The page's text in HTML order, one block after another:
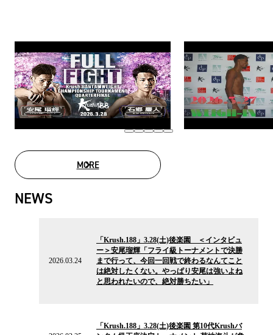
MOREMOVIE LIST
NEWS
2026.03.24
「Krush.188」3.28(土)後楽園 ＜インタビュ
ー＞安尾瑠輝「フライ級トーナメントで決勝
まで行って、今回一回戦で終わるなんてこと
は絶対したくない。やっぱり安尾は強いよね
と思われたいので、絶対勝ちたい」
「Krush.188」3.28(土)後楽園 第10代Krushバ